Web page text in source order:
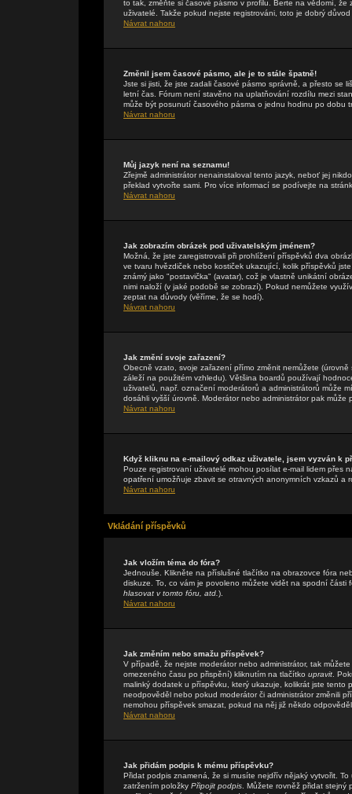
to tak, změňte si časové pásmo v profilu. Berte na vědomí,
uživatelé. Takže pokud nejste registrováni, toto je dobrý
Návrat nahoru
Změnil jsem časové pásmo, ale je to stále špatně!
Jste si jisti, že jste zadali časové pásmo správně, a přesto
letní čas. Fórum není stavěno na uplatňování rozdílu mezi
může být posunutí časového pásma o jednu hodinu po dobu
Návrat nahoru
Můj jazyk není na seznamu!
Zřejmě administrátor nenainstaloval tento jazyk, neboť jej
překlad vytvořte sami. Pro více informací se podívejte na
Návrat nahoru
Jak zobrazím obrázek pod uživatelským jménem?
Možná, že jste zaregistrovali při prohlížení příspěvků dva
ve tvaru hvězdiček nebo kostiček ukazující, kolik příspěvků
známý jako "postavička" (avatar), což je vlastně unikátní
nimi naloží (v jaké podobě se zobrazí). Pokud nemůžete
zeptat na důvody (věříme, že se hodí).
Návrat nahoru
Jak změní svoje zařazení?
Obecně vzato, svoje zařazení přímo změnit nemůžete
záleží na použitém vzhledu). Většina boardů používají
uživatelů, např. označení moderátorů a administrátorů může
dosáhli vyšší úrovně. Moderátor nebo administrátor pak může
Návrat nahoru
Když kliknu na e-mailový odkaz uživatele, jsem vyzván k
Pouze registrovaní uživatelé mohou posílat e-mail lidem přes
opatření umožňuje zbavit se otravných anonymních vzkazů a
Návrat nahoru
Vkládání příspěvků
Jak vložím téma do fóra?
Jednouše. Klikněte na příslušné tlačítko na obrazovce fóra
diskuze. To, co vám je povoleno můžete vidět na spodní části
hlasovat v tomto fóru, atd. ).
Návrat nahoru
Jak změním nebo smažu příspěvek?
V případě, že nejste moderátor nebo administrátor, tak
omezeného času po přispění) kliknutím na tlačítko upravit .
malinký dodatek u příspěvku, který ukazuje, kolikrát jste
neodpověděl nebo pokud moderátor či administrátor změnili
nemohou příspěvek smazat, pokud na něj již někdo
Návrat nahoru
Jak přidám podpis k mému příspěvku?
Přidat podpis znamená, že si musíte nejdřív nějaký vytvořit.
zatržením položky Připojit podpis . Můžete rovněž přidat